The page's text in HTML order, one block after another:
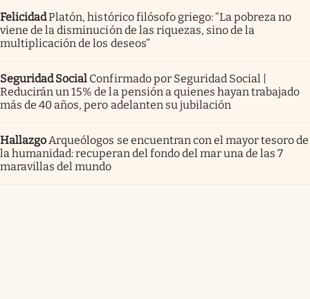
FelicidadPlatón, histórico filósofo griego: “La pobreza no
viene de la disminución de las riquezas, sino de la
multiplicación de los deseos”
Seguridad Social Confirmado por Seguridad Social |
Reducirán un 15% de la pensión a quienes hayan trabajado
más de 40 años, pero adelanten su jubilación
HallazgoArqueólogos se encuentran con el mayor tesoro de
la humanidad: recuperan del fondo del mar una de las 7
maravillas del mundo